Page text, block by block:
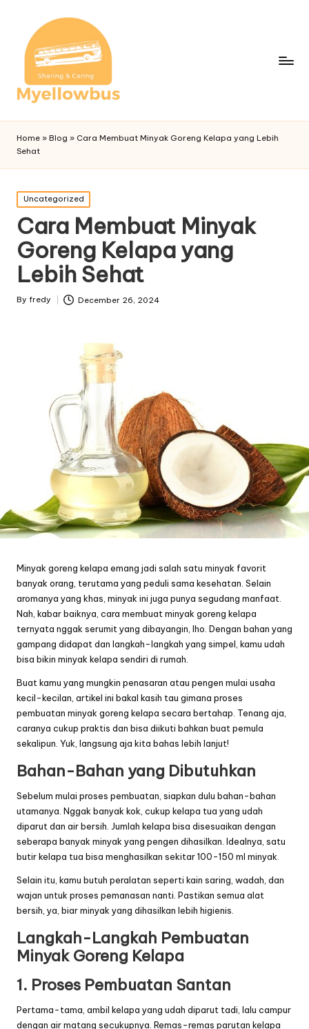
Home » Blog » Cara Membuat Minyak Goreng Kelapa yang Lebih
Sehat
Posted
in
Uncategorized
Cara Membuat Minyak
Goreng Kelapa yang
Lebih Sehat
Posted
By fredy December 26, 2024
Minyak goreng kelapa emang jadi salah satu minyak favorit
banyak orang, terutama yang peduli sama kesehatan. Selain
aromanya yang khas, minyak ini juga punya segudang manfaat.
Nah, kabar baiknya, cara membuat minyak goreng kelapa
ternyata nggak serumit yang dibayangin, lho. Dengan bahan yang
gampang didapat dan langkah-langkah yang simpel, kamu udah
bisa bikin minyak kelapa sendiri di rumah.
Buat kamu yang mungkin penasaran atau pengen mulai usaha
kecil-kecilan, artikel ini bakal kasih tau gimana proses
pembuatan minyak goreng kelapa secara bertahap. Tenang aja,
caranya cukup praktis dan bisa diikuti bahkan buat pemula
sekalipun. Yuk, langsung aja kita bahas lebih lanjut!
Bahan-Bahan yang Dibutuhkan
Sebelum mulai proses pembuatan, siapkan dulu bahan-bahan
utamanya. Nggak banyak kok, cukup kelapa tua yang udah
diparut dan air bersih. Jumlah kelapa bisa disesuaikan dengan
seberapa banyak minyak yang pengen dihasilkan. Idealnya, satu
butir kelapa tua bisa menghasilkan sekitar 100-150 ml minyak.
Selain itu, kamu butuh peralatan seperti kain saring, wadah, dan
wajan untuk proses pemanasan nanti. Pastikan semua alat
bersih, ya, biar minyak yang dihasilkan lebih higienis.
Langkah-Langkah Pembuatan
Minyak Goreng Kelapa
1. Proses Pembuatan Santan
Pertama-tama, ambil kelapa yang udah diparut tadi, lalu campur
dengan air matang secukupnya. Remas-remas parutan kelapa